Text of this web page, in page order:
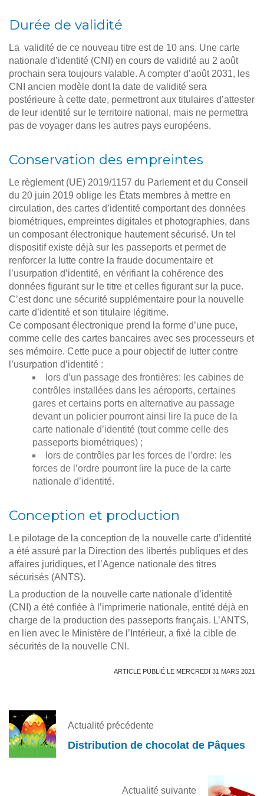
Durée de validité
La validité de ce nouveau titre est de 10 ans. Une carte
nationale d’identité (CNI) en cours de validité au 2 août
prochain sera toujours valable. A compter d’août 2031, les
CNI ancien modèle dont la date de validité sera
postérieure à cette date, permettront aux titulaires d’attester
de leur identité sur le territoire national, mais ne permettra
pas de voyager dans les autres pays européens.
Conservation des empreintes
Le règlement (UE) 2019/1157 du Parlement et du Conseil
du 20 juin 2019 oblige les États membres à mettre en
circulation, des cartes d’identité comportant des données
biométriques, empreintes digitales et photographies, dans
un composant électronique hautement sécurisé. Un tel
dispositif existe déjà sur les passeports et permet de
renforcer la lutte contre la fraude documentaire et
l’usurpation d’identité, en vérifiant la cohérence des
données figurant sur le titre et celles figurant sur la puce.
C’est donc une sécurité supplémentaire pour la nouvelle
carte d’identité et son titulaire légitime.
Ce composant électronique prend la forme d’une puce,
comme celle des cartes bancaires avec ses processeurs et
ses mémoire. Cette puce a pour objectif de lutter contre
l’usurpation d’identité :
lors d’un passage des frontières: les cabines de
contrôles installées dans les aéroports, certaines
gares et certains ports en alternative au passage
devant un policier pourront ainsi lire la puce de la
carte nationale d’identité (tout comme celle des
passeports biométriques) ;
lors de contrôles par les forces de l’ordre: les
forces de l’ordre pourront lire la puce de la carte
nationale d’identité.
Conception et production
Le pilotage de la conception de la nouvelle carte d’identité
a été assuré par la Direction des libertés publiques et des
affaires juridiques, et l’Agence nationale des titres
sécurisés (ANTS).
La production de la nouvelle carte nationale d’identité
(CNI) a été confiée à l’imprimerie nationale, entité déjà en
charge de la production des passeports français. L’ANTS,
en lien avec le Ministère de l’Intérieur, a fixé la cible de
sécurités de la nouvelle CNI.
ARTICLE PUBLIÉ LE MERCREDI 31 MARS 2021
Actualité précédente
Distribution de chocolat de Pâques
Actualité suivante